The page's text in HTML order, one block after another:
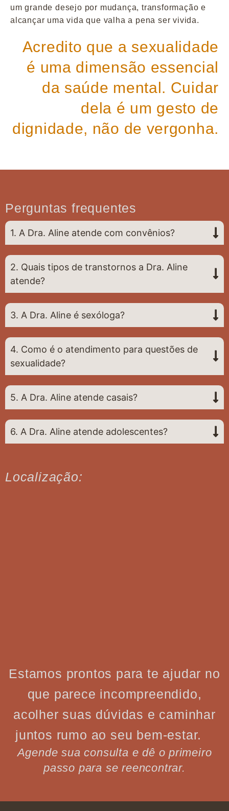
um grande desejo por mudança, transformação e
alcançar uma vida que valha a pena ser vivida.
Acredito que a sexualidade
é uma dimensão essencial
da saúde mental. Cuidar
dela é um gesto de
dignidade, não de vergonha.
Perguntas frequentes
1. A Dra. Aline atende com convênios?
2. Quais tipos de transtornos a Dra. Aline
atende?
3. A Dra. Aline é sexóloga?
4. Como é o atendimento para questões de
sexualidade?
5. A Dra. Aline atende casais?
6. A Dra. Aline atende adolescentes?
Localização:
Estamos prontos para te ajudar no
que parece incompreendido,
acolher suas dúvidas e caminhar
juntos rumo ao seu bem-estar.
Agende sua consulta e dê o primeiro
passo para se reencontrar.